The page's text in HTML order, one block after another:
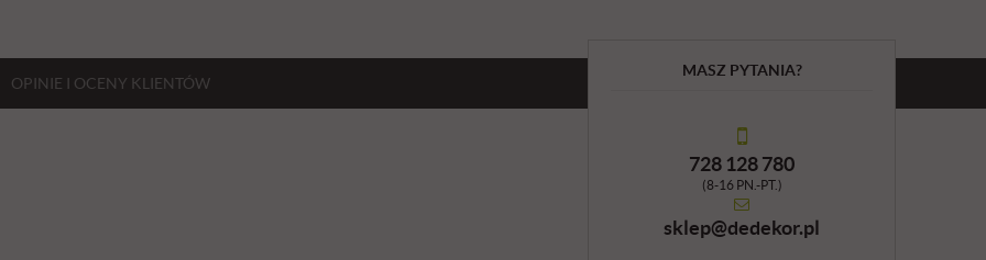
OPINIE I OCENY KLIENTÓW
MASZ PYTANIA?
728 128 780
(8-16 PN.-PT.)
sklep@dedekor.pl